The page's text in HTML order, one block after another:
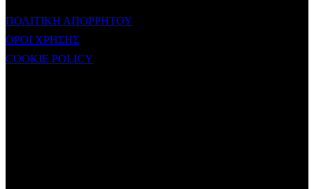
ΠΟΛΙΤΙΚΗ ΑΠΟΡΡΗΤΟΥ
ΟΡΟΙ ΧΡΗΣΗΣ
COOKIE POLICY